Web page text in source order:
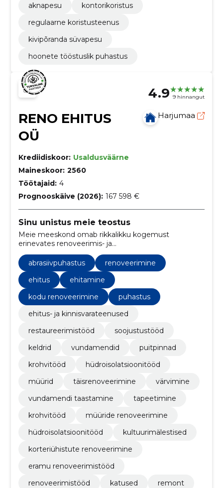
aknapesu
kontorikoristus
regulaarne koristusteenus
kivipõranda süvapesu
hoonete tööstuslik puhastus
4.9 9 hinnangut
RENO EHITUS
OÜ
Harjumaa
Krediidiskoor: Usaldusväärne
Maineskoor: 2560
Töötajaid: 4
Prognooskäive (2026): 167 598 €
Sinu unistus meie teostus
Meie meeskond omab rikkalikku kogemust
erinevates renoveerimis- ja
rekonstrueerimisprojektides. Oleme valmis võtma
vastu igasuguseid väljakutseid.
abrasiivpuhastus
renoveerimine
ehitus
ehitamine
kodu renoveerimine
puhastus
ehitus- ja kinnisvarateenused
restaureerimistööd
soojustustööd
keldrid
vundamendid
puitpinnad
krohvitööd
hüdroisolatsioonitööd
müürid
täisrenoveerimine
värvimine
vundamendi taastamine
tapeetimine
krohvitööd
müüride renoveerimine
hüdroisolatsioonitööd
kultuurimälestised
korteriühistute renoveerimine
eramu renoveerimistööd
renoveerimistööd
katused
remont